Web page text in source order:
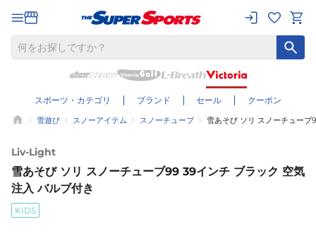
スポーツ・カテゴリ ブランド セール クーポン
雪遊び スノーアイテム スノーチューブ 雪あそび ソリ スノーチュー
Liv-Light
雪あそび ソリ スノーチューブ99 39インチ ブラック 空気
注入 バルブ付き
KIDS